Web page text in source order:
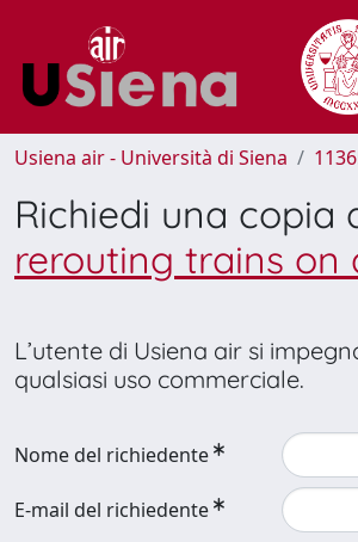
Usiena air - Università di Siena
Richiedi una copia
rerouting trains on
L’utente di Usiena air si
qualsiasi uso commerciale.
Nome del richiedente
E-mail del richiedente